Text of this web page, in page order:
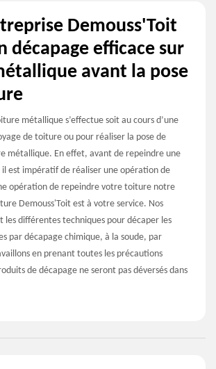
Demouss'Toit
décapage efficace sur
avant la pose
métallique s’effectue soit au cours d’une
de toiture ou pour réaliser la pose de
métallique. En effet, avant de repeindre une
est impératif de réaliser une opération de
opération de repeindre votre toiture notre
Demouss'Toit est à votre service. Nos
les différentes techniques pour décaper les
par décapage chimique, à la soude, par
en prenant toutes les précautions
de décapage ne seront pas déversés dans